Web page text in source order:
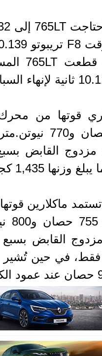
التوربو بقوة
مزدوج القابض
1,435 كجم.
القابض
1,339 كجم فقط، في حين